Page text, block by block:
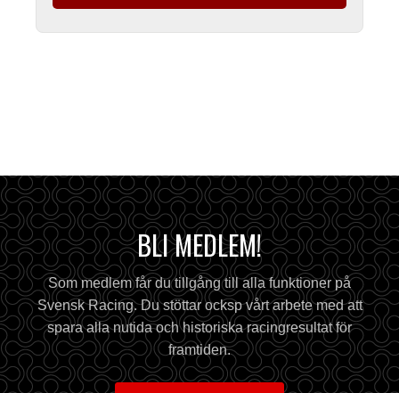
BLI MEDLEM!
Som medlem får du tillgång till alla funktioner på
Svensk Racing. Du stöttar ocksp vårt arbete med att
spara alla nutida och historiska racingresultat för
framtiden.